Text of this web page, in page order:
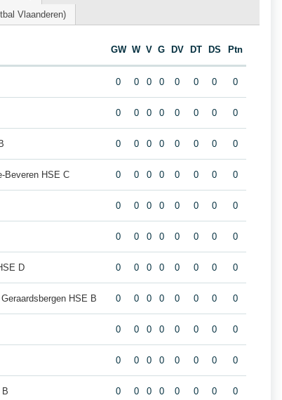
Vlaanderen)
GW W V G DV DT DS Ptn
0 0 0 0 0 0 0 0
0 0 0 0 0 0 0 0
0 0 0 0 0 0 0 0
Beveren HSE C 0 0 0 0 0 0 0 0
0 0 0 0 0 0 0 0
0 0 0 0 0 0 0 0
D 0 0 0 0 0 0 0 0
HSE B 0 0 0 0 0 0 0 0
0 0 0 0 0 0 0 0
0 0 0 0 0 0 0 0
B 0 0 0 0 0 0 0 0